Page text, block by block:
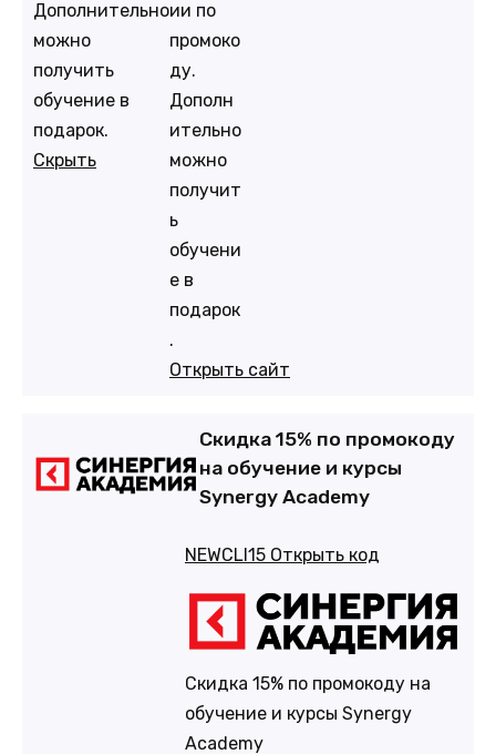
Дополнительно
можно
получить
обучение в
подарок.
Скрыть
ии по
промоко
ду.
Дополн
ительно
можно
получит
ь
обучени
е в
подарок
.
Открыть сайт
Скидка 15% по промокоду
на обучение и курсы
Synergy Academy
NEWCLI15 Открыть код
Скидка 15% по промокоду на
обучение и курсы Synergy
Academy